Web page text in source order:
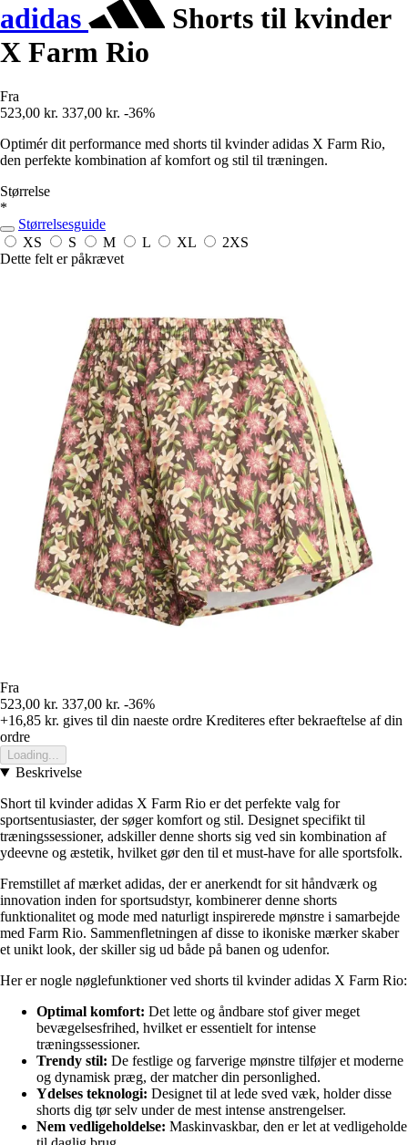
adidas
Shorts til kvinder
X Farm Rio
Fra
523,00 kr. 337,00 kr. -36%
Optimér dit performance med shorts til kvinder adidas X Farm Rio,
den perfekte kombination af komfort og stil til træningen.
Størrelse
*
Størrelsesguide
XS
S M L XL
2XS
Dette felt er påkrævet
Fra
523,00 kr. 337,00 kr. -36%
+16,85 kr. gives til din naeste ordre Krediteres efter bekraeftelse af din
ordre
Loading...
Beskrivelse
Short til kvinder adidas X Farm Rio er det perfekte valg for
sportsentusiaster, der søger komfort og stil. Designet specifikt til
træningssessioner, adskiller denne shorts sig ved sin kombination af
ydeevne og æstetik, hvilket gør den til et must-have for alle sportsfolk.
Fremstillet af mærket adidas, der er anerkendt for sit håndværk og
innovation inden for sportsudstyr, kombinerer denne shorts
funktionalitet og mode med naturligt inspirerede mønstre i samarbejde
med Farm Rio. Sammenfletningen af disse to ikoniske mærker skaber
et unikt look, der skiller sig ud både på banen og udenfor.
Her er nogle nøglefunktioner ved shorts til kvinder adidas X Farm Rio:
Optimal komfort: Det lette og åndbare stof giver meget
bevægelsesfrihed, hvilket er essentielt for intense
træningssessioner.
Trendy stil: De festlige og farverige mønstre tilføjer et moderne
og dynamisk præg, der matcher din personlighed.
Ydelses teknologi: Designet til at lede sved væk, holder disse
shorts dig tør selv under de mest intense anstrengelser.
Nem vedligeholdelse: Maskinvaskbar, den er let at vedligeholde